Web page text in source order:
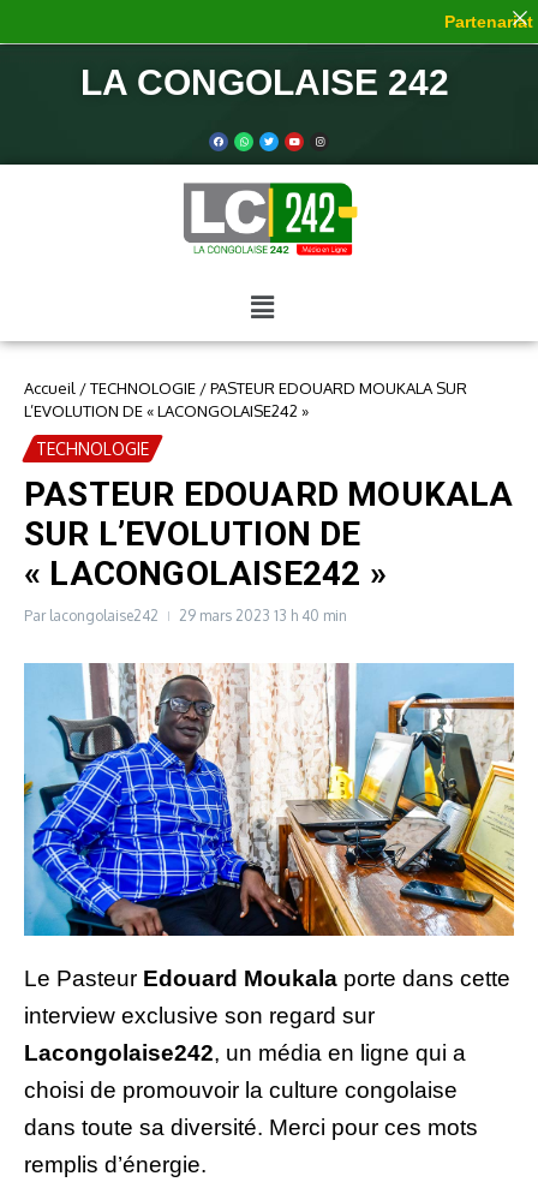
LA CONGOLAISE 242
Accueil /TECHNOLOGIE /PASTEUR EDOUARD MOUKALA SUR
L’EVOLUTION DE « LACONGOLAISE242 »
TECHNOLOGIE
PASTEUR EDOUARD MOUKALA
SUR L’EVOLUTION DE
« LACONGOLAISE242 »
Par lacongolaise242 29 mars 2023 13 h 40 min
Le Pasteur Edouard Moukala porte dans cette
interview exclusive son regard sur
Lacongolaise242, un média en ligne qui a
choisi de promouvoir la culture congolaise
dans toute sa diversité. Merci pour ces mots
remplis d’énergie.
Partenariat